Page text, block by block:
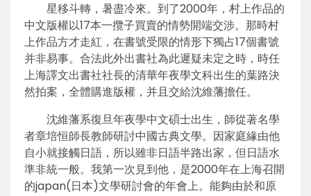
星移斗轉，暑盡冷來。到了2000年，村上作品的
中文版權以17本一攬子買賣的情勢開端交涉。那時村
上作品方才走紅，在書號受限的情形下獨占17個書號
并非易事。合法此外出書社為此遲疑未定之時，時任
上海譯文出書社社長的清華年夜學文科出生的葉路決
然拍案，全體購進版權，并且交給沈維藩擔任。
沈維藩系復旦年夜學中文碩士出生，師從著名學
者章培恒師長教師研討中國古典文學。因家庭緣由他
自小就接觸日語，所以雖非日語半路出家，但日語水
準非統一般。我第一次見到他，是2000年在上海召開
的japan(日本)文學研討會的年會上。能夠由於和原